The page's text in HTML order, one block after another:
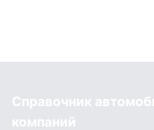
Справочник
компаний